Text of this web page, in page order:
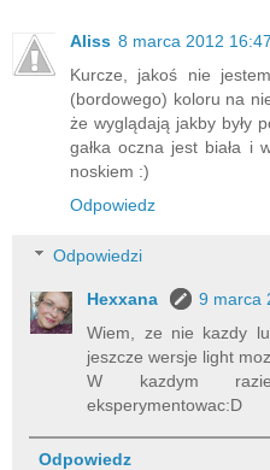
Aliss 8 marca 2012 16:47
Kurcze, jakoś nie
(bordowego) koloru na
że wyglądają jakby były
gałka oczna jest biała i
noskiem :)
Odpowiedz
Odpowiedzi
Hexxana
9 marca
Wiem, ze nie kazdy
jeszcze wersje light
W kazdym
eksperymentowac:D
Odpowiedz